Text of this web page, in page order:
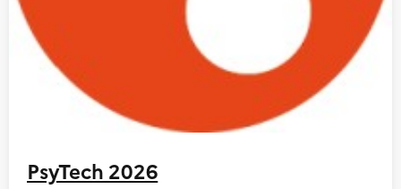
PsyTech 2026